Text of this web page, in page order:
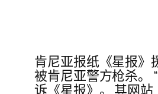
肯尼亚报纸《星报》
被肯尼亚警方枪杀。
诉《星报》。 其网